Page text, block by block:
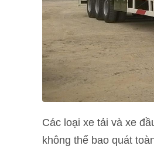
Các loại xe tải và xe
không thể bao quát